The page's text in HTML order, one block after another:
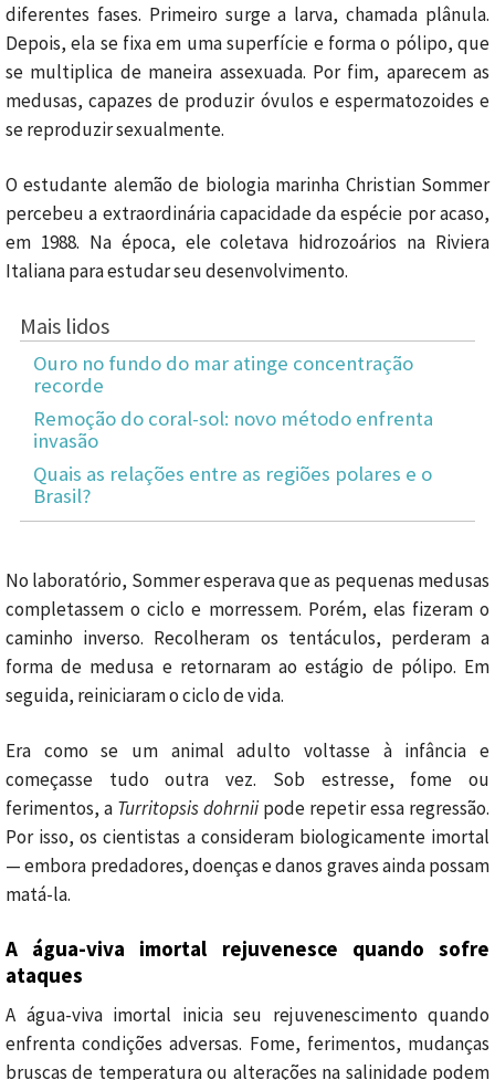
diferentes fases. Primeiro surge a larva, chamada plânula.
Depois, ela se fixa em uma superfície e forma o pólipo, que
se multiplica de maneira assexuada. Por fim, aparecem as
medusas, capazes de produzir óvulos e espermatozoides e
se reproduzir sexualmente.
O estudante alemão de biologia marinha Christian Sommer
percebeu a extraordinária capacidade da espécie por acaso,
em 1988. Na época, ele coletava hidrozoários na Riviera
Italiana para estudar seu desenvolvimento.
Mais lidos
Ouro no fundo do mar atinge concentração
recorde
Remoção do coral-sol: novo método enfrenta
invasão
Quais as relações entre as regiões polares e o
Brasil?
No laboratório, Sommer esperava que as pequenas medusas
completassem o ciclo e morressem. Porém, elas fizeram o
caminho inverso. Recolheram os tentáculos, perderam a
forma de medusa e retornaram ao estágio de pólipo. Em
seguida, reiniciaram o ciclo de vida.
Era como se um animal adulto voltasse à infância e
começasse tudo outra vez. Sob estresse, fome ou
ferimentos, a Turritopsis dohrniipode repetir essa regressão.
Por isso, os cientistas a consideram biologicamente imortal
— embora predadores, doenças e danos graves ainda possam
matá-la.
A água-viva imortal rejuvenesce quando sofre
ataques
A água-viva imortal inicia seu rejuvenescimento quando
enfrenta condições adversas. Fome, ferimentos, mudanças
bruscas de temperatura ou alterações na salinidade podem